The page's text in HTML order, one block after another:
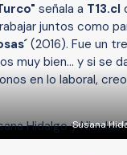
señala a T13.cl
juntos como
(2016). Fue un
muy bien... y si se
en lo laboral,
Susana